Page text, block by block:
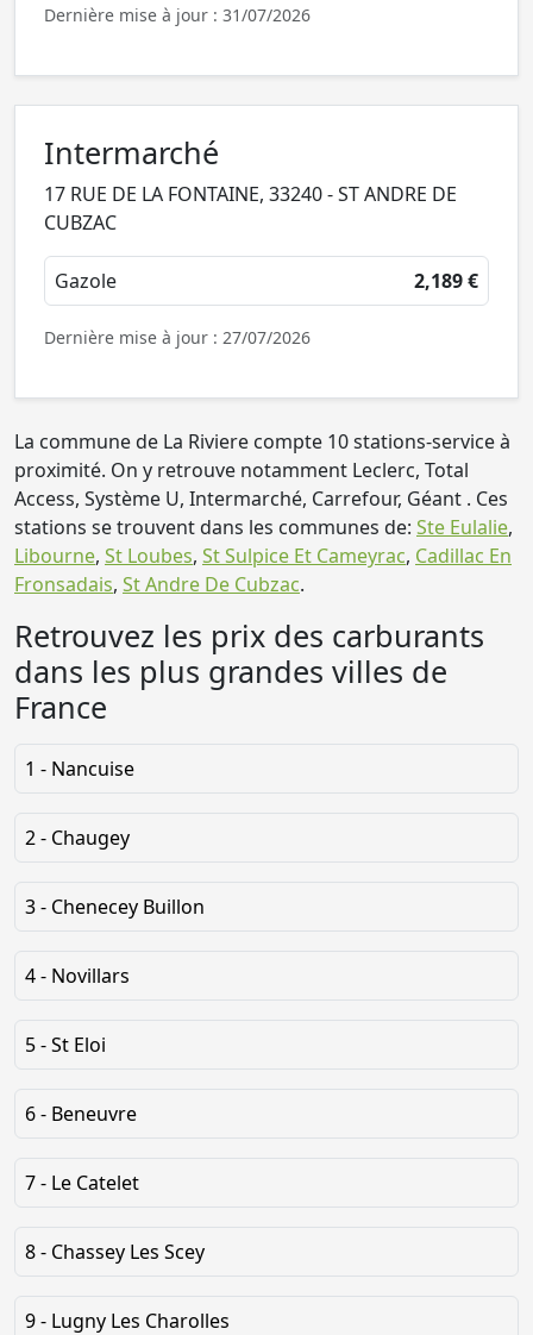
Dernière mise à jour : 31/07/2026
Intermarché
17 RUE DE LA FONTAINE, 33240 - ST ANDRE DE
CUBZAC
Gazole 2,189 €
Dernière mise à jour : 27/07/2026
La commune de La Riviere compte 10 stations-service à
proximité. On y retrouve notamment Leclerc, Total
Access, Système U, Intermarché, Carrefour, Géant . Ces
stations se trouvent dans les communes de: Ste Eulalie,
Libourne, St Loubes, St Sulpice Et Cameyrac, Cadillac En
Fronsadais, St Andre De Cubzac.
Retrouvez les prix des carburants
dans les plus grandes villes de
France
1 - Nancuise
2 - Chaugey
3 - Chenecey Buillon
4 - Novillars
5 - St Eloi
6 - Beneuvre
7 - Le Catelet
8 - Chassey Les Scey
9 - Lugny Les Charolles